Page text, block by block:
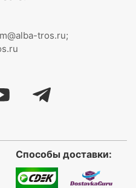
tros.ru;
Способы доставки: